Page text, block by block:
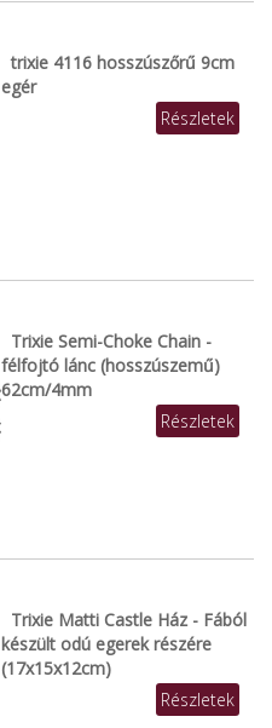
trixie 4116 hosszúszőrű 9cm
egér
Részletek
Trixie Semi-Choke Chain -
félfojtó lánc (hosszúszemű)
62cm/4mm
Részletek
Trixie Matti Castle Ház - Fából
készült odú egerek részére
(17x15x12cm)
Részletek